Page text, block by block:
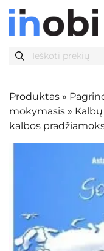
Produktas »
mokymasis »
kalbos